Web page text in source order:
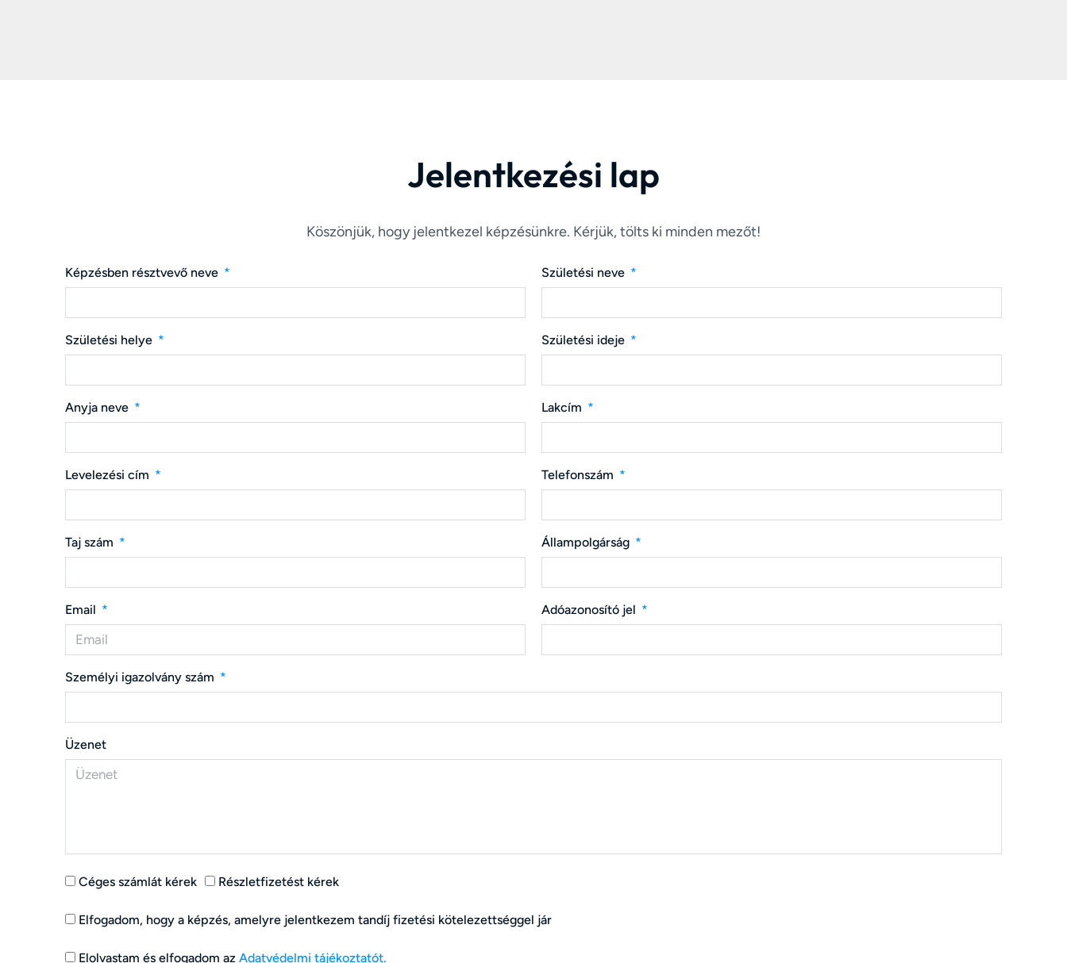
Jelentkezési lap
Köszönjük, hogy jelentkezel képzésünkre. Kérjük, tölts ki minden mezőt!
Képzésben résztvevő neve Születési neve
Születési helye Születési ideje
Anyja neve Lakcím
Levelezési cím Telefonszám
Taj szám Állampolgárság
Email Adóazonosító jel
Személyi igazolvány szám
Üzenet
Céges számlát kérek Részletfizetést kérek
Elfogadom, hogy a képzés, amelyre jelentkezem tandíj fizetési kötelezettséggel jár
Elolvastam és elfogadom az Adatvédelmi tájékoztatót.